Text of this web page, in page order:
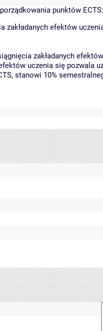
punktów ECTS:
efektów
zakładanych
uczenia się pozwala
stanowi 10%